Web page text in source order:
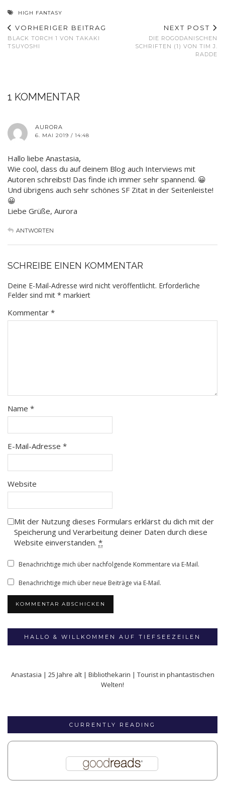
HIGH FANTASY
VORHERIGER BEITRAG
BLACK TORCH 1 VON TAKAKI
TSUYOSHI
NEXT POST
DIE ROGODANISCHEN
SCHRIFTEN (1) VON TIM J.
RADDE
1 KOMMENTAR
AURORA
6. MAI 2019 / 14:48
Hallo liebe Anastasia,
Wie cool, dass du auf deinem Blog auch Interviews mit
Autoren schreibst! Das finde ich immer sehr spannend. 😀
Und übrigens auch sehr schönes SF Zitat in der Seitenleiste!
😀
Liebe Grüße, Aurora
ANTWORTEN
SCHREIBE EINEN KOMMENTAR
Deine E-Mail-Adresse wird nicht veröffentlicht. Erforderliche
Felder sind mit * markiert
Kommentar *
Name *
E-Mail-Adresse *
Website
Mit der Nutzung dieses Formulars erklärst du dich mit der
Speicherung und Verarbeitung deiner Daten durch diese
Website einverstanden. *
Benachrichtige mich über nachfolgende Kommentare via E-Mail.
Benachrichtige mich über neue Beiträge via E-Mail.
HALLO & WILLKOMMEN AUF TIEFSEEZEILEN
Anastasia | 25 Jahre alt | Bibliothekarin | Tourist in phantastischen
Welten!
CURRENTLY READING